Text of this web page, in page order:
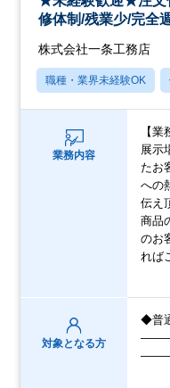
修体制/残業少/完全
株式会社一条工務店
職種・業界未経験OK
業務内容
【業
展示
たお
への
伝え
商品
のお
れば
対象となる方
◆普